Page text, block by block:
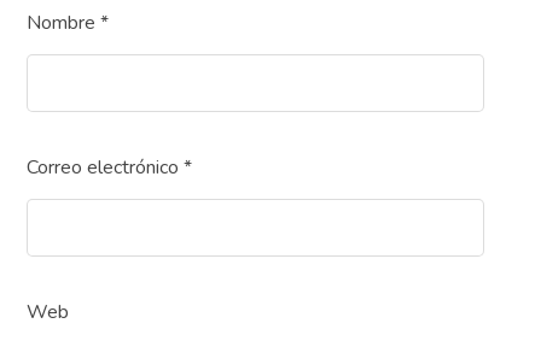
Nombre*
Correo electrónico*
Web